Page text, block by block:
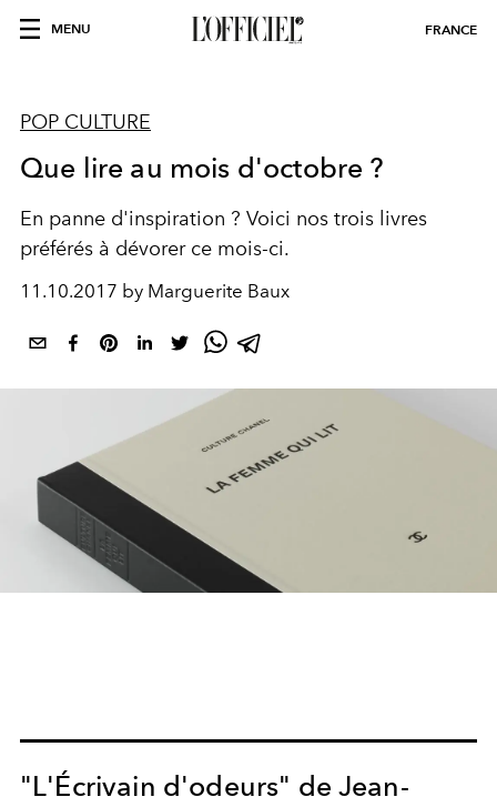
MENU FRANCE
POP CULTURE
Que lire au mois d'octobre ?
En panne d'inspiration ? Voici nos trois livres
préférés à dévorer ce mois-ci.
11.10.2017 by Marguerite Baux
"L'Écrivain d'odeurs" de Jean-